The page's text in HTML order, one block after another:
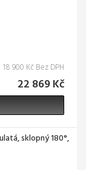
18 900 Kč Bez DPH
22 869 Kč
sklopný 180°,